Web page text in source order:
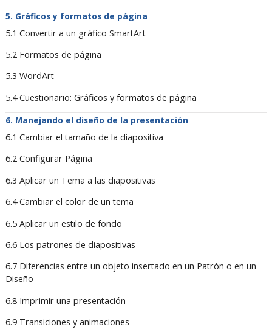
Gráficos y formatos de página
5.1 Convertir a un gráfico SmartArt
5.2 Formatos de página
5.3 WordArt
5.4 Cuestionario: Gráficos y formatos de página
Manejando el diseño de la presentación
6.1 Cambiar el tamaño de la diapositiva
6.2 Configurar Página
6.3 Aplicar un Tema a las diapositivas
6.4 Cambiar el color de un tema
6.5 Aplicar un estilo de fondo
6.6 Los patrones de diapositivas
6.7 Diferencias entre un objeto insertado en un Patrón o en un
Diseño
6.8 Imprimir una presentación
6.9 Transiciones y animaciones